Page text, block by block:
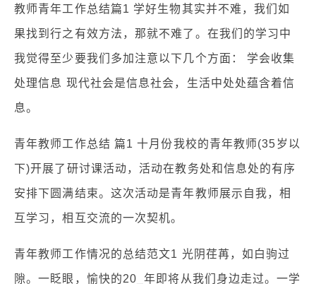
教师青年工作总结篇1 学好生物其实并不难，我们如
果找到行之有效方法，那就不难了。在我们的学习中
我觉得至少要我们多加注意以下几个方面： 学会收集
处理信息 现代社会是信息社会，生活中处处蕴含着信
息。
青年教师工作总结 篇1 十月份我校的青年教师(35岁以
下)开展了研讨课活动，活动在教务处和信息处的有序
安排下圆满结束。这次活动是青年教师展示自我，相
互学习，相互交流的一次契机。
青年教师工作情况的总结范文1 光阴荏苒，如白驹过
隙。一眨眼，愉快的20_年即将从我们身边走过。一学